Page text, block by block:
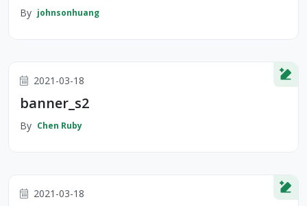
By johnsonhuang
2021-03-18
banner_s2
By Chen Ruby
2021-03-18